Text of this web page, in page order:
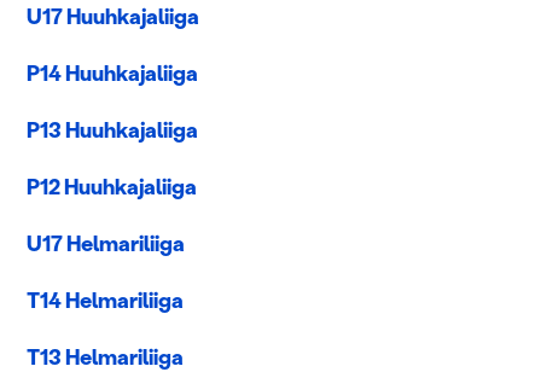
U17 Huuhkajaliiga
P14 Huuhkajaliiga
P13 Huuhkajaliiga
P12 Huuhkajaliiga
U17 Helmariliiga
T14 Helmariliiga
T13 Helmariliiga